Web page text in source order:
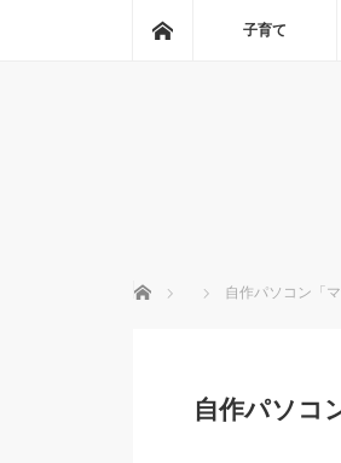
ホーム子育て
ホーム 自作パソコン「マ
自作パソコ